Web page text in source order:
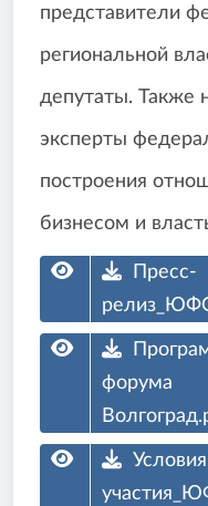
представители
региональной
депутаты. Также
эксперты
построения
бизнесом и
Пресс-
форума
Условия